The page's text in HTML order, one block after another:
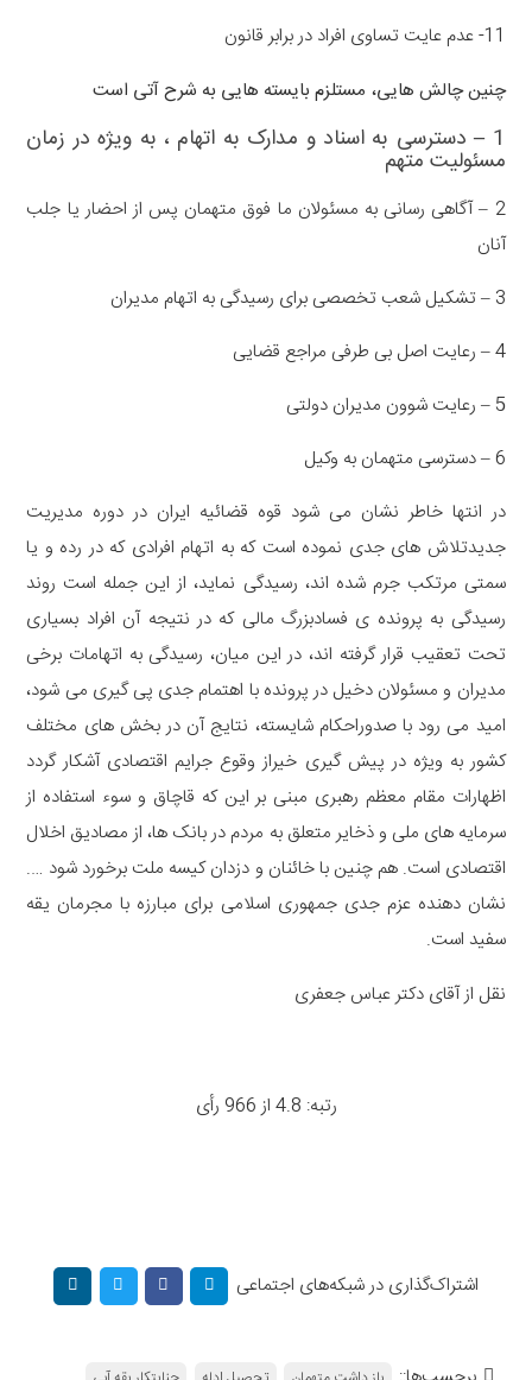
11- عدم عایت تساوی افراد در برابر قانون
چنین چالش هایی، مستلزم بایسته هایی به شرح آتی است
1 – دسترسی به اسناد و مدارک به اتهام ، به ویژه در زمان
مسئولیت متهم
2 – آگاهی رسانی به مسئولان ما فوق متهمان پس از احضار یا جلب
آنان
3 – تشکیل شعب تخصصی برای رسیدگی به اتهام مدیران
4 – رعایت اصل بی طرفی مراجع قضایی
5 – رعایت شوون مدیران دولتی
6 – دسترسی متهمان به وکیل
در انتها خاطر نشان می شود قوه قضائیه ایران در دوره مدیریت
جدیدتلاش های جدی نموده است که به اتهام افرادی که در رده و یا
سمتی مرتکب جرم شده اند، رسیدگی نماید، از این جمله است روند
رسیدگی به پرونده ی فسادبزرگ مالی که در نتیجه آن افراد بسیاری
تحت تعقیب قرار گرفته اند، در این میان، رسیدگی به اتهامات برخی
مدیران و مسئولان دخیل در پرونده با اهتمام جدی پی گیری می شود،
امید می رود با صدوراحکام شایسته، نتایج آن در بخش های مختلف
کشور به ویژه در پیش گیری خیراز وقوع جرایم اقتصادی آشکار گردد
اظهارات مقام معظم رهبری مبنی بر این که قاچاق و سوء استفاده از
سرمایه های ملی و ذخایر متعلق به مردم در بانک ها، از مصادیق اخلال
اقتصادی است. هم چنین با خائنان و دزدان کیسه ملت برخورد شود ….
نشان دهنده عزم جدی جمهوری اسلامی برای مبارزه با مجرمان یقه
سفید است.
نقل از آقای دکتر عباس جعفری
رتبه: 4.8 از 966 رأی
اشتراک‌گذاری در شبکه‌های اجتماعی